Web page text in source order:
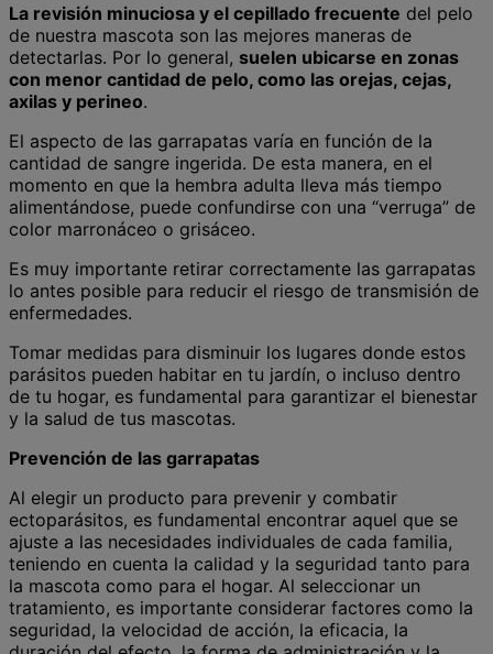
La revisión minuciosa y el cepillado frecuente del pelo
de nuestra mascota son las mejores maneras de
detectarlas. Por lo general, suelen ubicarse en zonas
con menor cantidad de pelo, como las orejas, cejas,
axilas y perineo.
El aspecto de las garrapatas varía en función de la
cantidad de sangre ingerida. De esta manera, en el
momento en que la hembra adulta lleva más tiempo
alimentándose, puede confundirse con una “verruga” de
color marronáceo o grisáceo.
Es muy importante retirar correctamente las garrapatas
lo antes posible para reducir el riesgo de transmisión de
enfermedades.
Tomar medidas para disminuir los lugares donde estos
parásitos pueden habitar en tu jardín, o incluso dentro
de tu hogar, es fundamental para garantizar el bienestar
y la salud de tus mascotas.
Prevención de las garrapatas
Al elegir un producto para prevenir y combatir
ectoparásitos, es fundamental encontrar aquel que se
ajuste a las necesidades individuales de cada familia,
teniendo en cuenta la calidad y la seguridad tanto para
la mascota como para el hogar. Al seleccionar un
tratamiento, es importante considerar factores como la
seguridad, la velocidad de acción, la eficacia, la